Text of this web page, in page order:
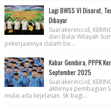
Lagi BWSS VI Disorot,
Dibayar
Suarakerinci.id,
dari Balai Wilayah
pekerjaannya dalam be...
Kabar Gembira, PPPK
September 2025
Suarakerinci.id,
akhirnya pembagian
mulai ada kejelasan. SK bagi...